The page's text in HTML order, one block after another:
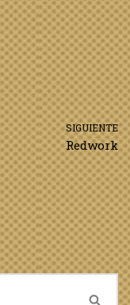
SIGUIENTE
Redwork